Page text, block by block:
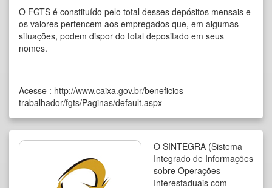
O FGTS é constituído pelo total desses depósitos mensais e
os valores pertencem aos empregados que, em algumas
situações, podem dispor do total depositado em seus
nomes.
Acesse : http://www.caixa.gov.br/beneficios-
trabalhador/fgts/Paginas/default.aspx
O SINTEGRA (Sistema
Integrado de Informações
sobre Operações
Interestaduais com